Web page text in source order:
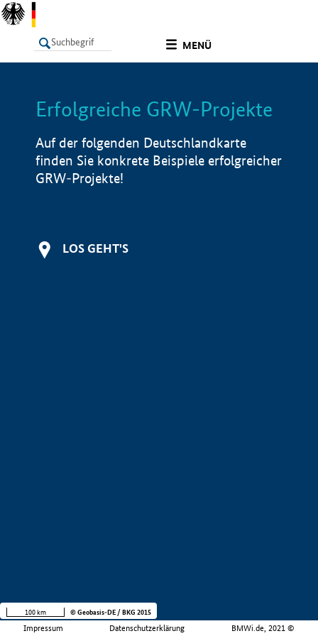
MENÜ
LISTE Info
Erfolgreiche GRW-Projekte
Auf der folgenden Deutschlandkarte
finden Sie konkrete Beispiele erfolgreicher
GRW-Projekte!
LOS GEHT'S
Impressum Datenschutzerklärung BMWi.de, 2021 ©
100 km © Geobasis-DE / BKG 2015